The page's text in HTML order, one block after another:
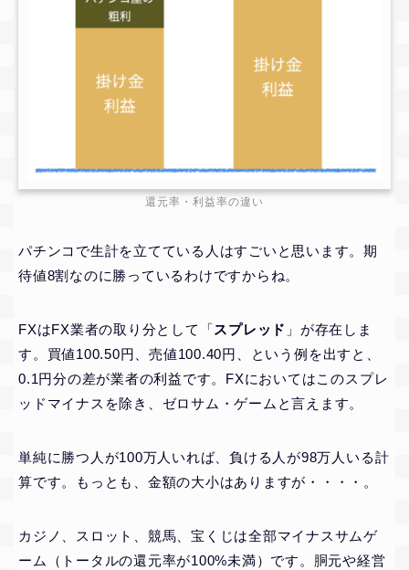
還元率・利益率の違い
パチンコで生計を立てている人はすごいと思います。期
待値8割なのに勝っているわけですからね。
FXはFX業者の取り分として「スプレッド 」が存在しま
す。買値100.50円、売値100.40円、という例を出すと、
0.1円分の差が業者の利益です。FXにおいてはこのスプレ
ッドマイナスを除き、ゼロサム・ゲームと言えます。
単純に勝つ人が100万人いれば、負ける人が98万人いる計
算です。もっとも、金額の大小はありますが・・・・。
カジノ、スロット、競馬、宝くじは全部マイナスサムゲ
ーム（トータルの還元率が100%未満）です。胴元や経営